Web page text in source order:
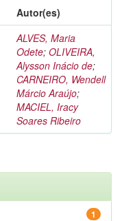
Autor(es)
ALVES, Maria
Odete; OLIVEIRA,
Alysson Inácio de;
CARNEIRO, Wendell
Márcio Araújo;
MACIEL, Iracy
Soares Ribeiro
1